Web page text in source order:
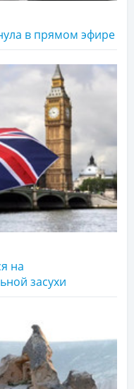
в прямом эфире
на
засухи